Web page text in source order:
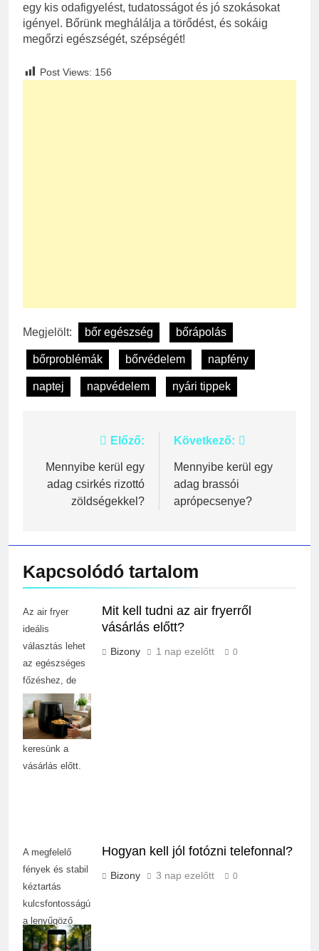
egy kis odafigyelést, tudatosságot és jó szokásokat
igényel. Bőrünk meghálálja a törődést, és sokáig
megőrzi egészségét, szépségét!
Post Views: 156
Megjelölt: bőr egészség bőrápolás
bőrproblémák bőrvédelem napfény
naptej napvédelem nyári tippek
Bejegyzés
navigáció
Előző:
Mennyibe kerül egy
adag csirkés rizottó
zöldségekkel?
Következő:
Mennyibe kerül egy
adag brassói
aprópecsenye?
Kapcsolódó tartalom
Az air fryer
ideális
választás lehet
az egészséges
főzéshez, de
fontos tudni,
milyen
funkciókat
keresünk a
vásárlás előtt.
Mit kell tudni az air fryerről
vásárlás előtt?
Bizony 1 nap ezelőtt 0
A megfelelő
fények és stabil
kéztartás
kulcsfontosságú
a lenyűgöző
mobilfotók
Hogyan kell jól fotózni telefonnal?
Bizony 3 nap ezelőtt 0